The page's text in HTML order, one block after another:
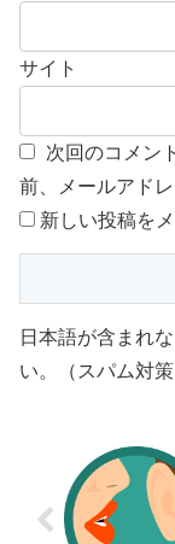
サイト
次回のコメン
前、メールアド
新しい投稿を
日本語が含まれ
い。（スパム対策